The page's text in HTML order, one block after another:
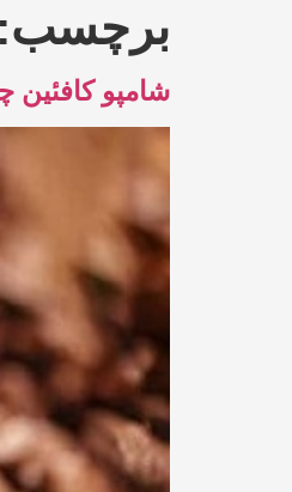
برچسب:
شامپو کافئین